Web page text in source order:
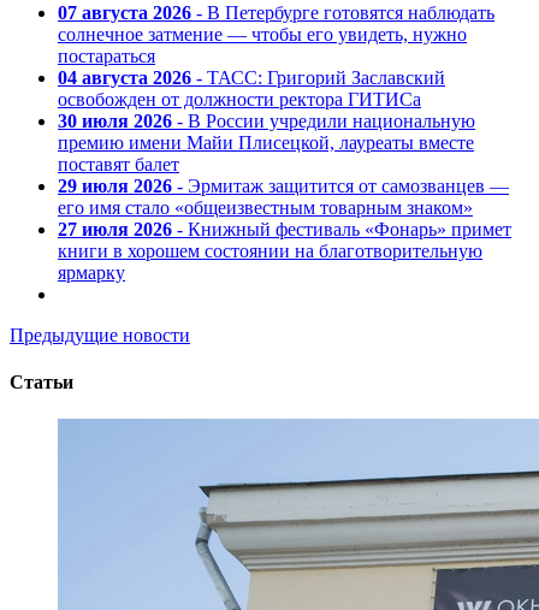
07 августа 2026 - В Петербурге готовятся наблюдать
солнечное затмение — чтобы его увидеть, нужно
постараться
04 августа 2026 - ТАСС: Григорий Заславский
освобожден от должности ректора ГИТИСа
30 июля 2026 - В России учредили национальную
премию имени Майи Плисецкой, лауреаты вместе
поставят балет
29 июля 2026 - Эрмитаж защитится от самозванцев —
его имя стало «общеизвестным товарным знаком»
27 июля 2026 - Книжный фестиваль «Фонарь» примет
книги в хорошем состоянии на благотворительную
ярмарку
Предыдущие новости
Статьи